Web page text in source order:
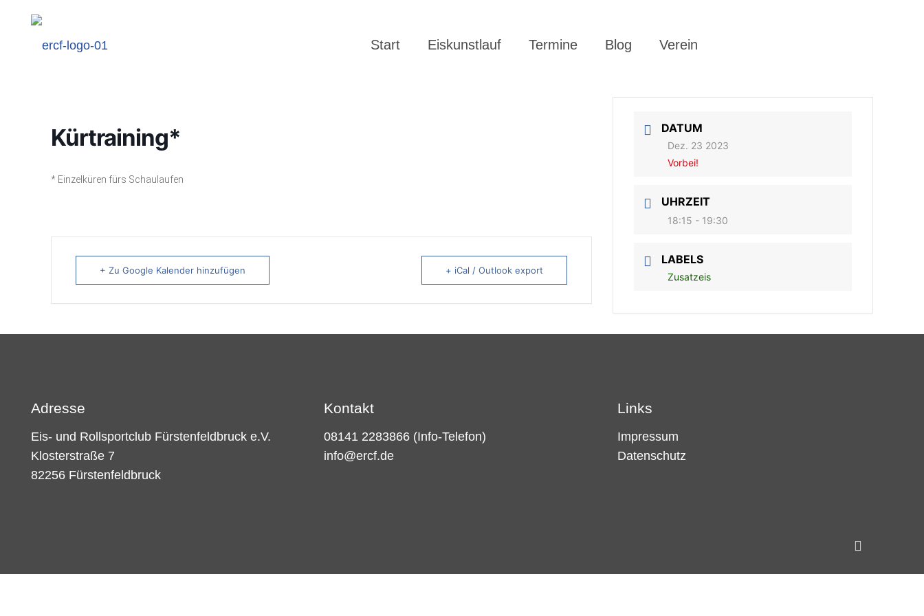
Start Eiskunstlauf Termine Blog Verein
Kürtraining*
* Einzelküren fürs Schaulaufen
+ Zu Google Kalender hinzufügen + iCal / Outlook export
DATUM
Dez. 23 2023
Vorbei!
UHRZEIT
18:15 - 19:30
LABELS
Zusatzeis
Adresse
Eis- und Rollsportclub Fürstenfeldbruck e.V.
Klosterstraße 7
82256 Fürstenfeldbruck
Kontakt
08141 2283866 (Info-Telefon)
info@ercf.de
Links
Impressum
Datenschutz